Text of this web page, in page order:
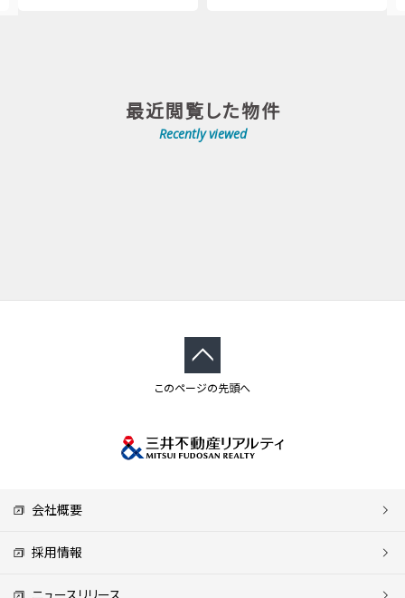
最近閲覧した物件
Recently viewed
このページの先頭へ
会社概要
採用情報